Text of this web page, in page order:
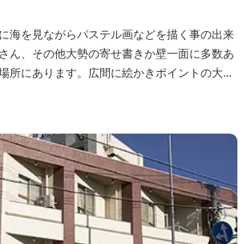
海を見ながらパステル画などを描く事の出来
ん、その他大勢の寄せ書きか壁一面に多数あ
所にあります。広間に絵かきポイントの大地
の際などの打ち合わせも行えます。